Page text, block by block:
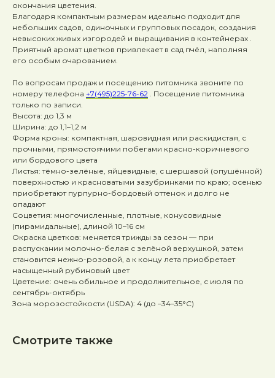
окончания цветения.
Благодаря компактным размерам идеально подходит для
небольших садов, одиночных и групповых посадок, создания
невысоких живых изгородей и выращивания в контейнерах .
Приятный аромат цветков привлекает в сад пчёл, наполняя
его особым очарованием.
По вопросам продаж и посещению питомника звоните по
номеру телефона +7(495)225-76-62 . Посещение питомника
только по записи.
Высота: до 1,3 м
Ширина: до 1,1–1,2 м
Форма кроны: компактная, шаровидная или раскидистая, с
прочными, прямостоячими побегами красно-коричневого
или бордового цвета
Листья: тёмно-зелёные, яйцевидные, с шершавой (опушённой)
поверхностью и красноватыми зазубринками по краю; осенью
приобретают пурпурно-бордовый оттенок и долго не
опадают
Соцветия: многочисленные, плотные, конусовидные
(пирамидальные), длиной 10–16 см
Окраска цветков: меняется трижды за сезон — при
распускании молочно-белая с зелёной верхушкой, затем
становится нежно-розовой, а к концу лета приобретает
насыщенный рубиновый цвет
Цветение: очень обильное и продолжительное, с июля по
сентябрь-октябрь
Зона морозостойкости (USDA): 4 (до –34–35°C)
Смотрите также